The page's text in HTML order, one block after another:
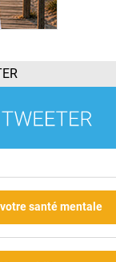
santé mentale